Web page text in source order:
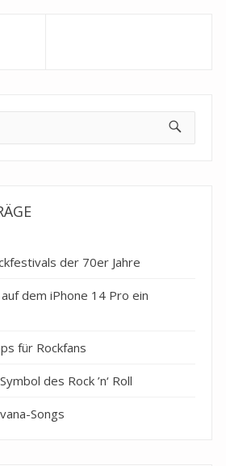
der 70er Jahre
dem iPhone 14 Pro ein
für Rockfans
des Rock ’n‘ Roll
Songs